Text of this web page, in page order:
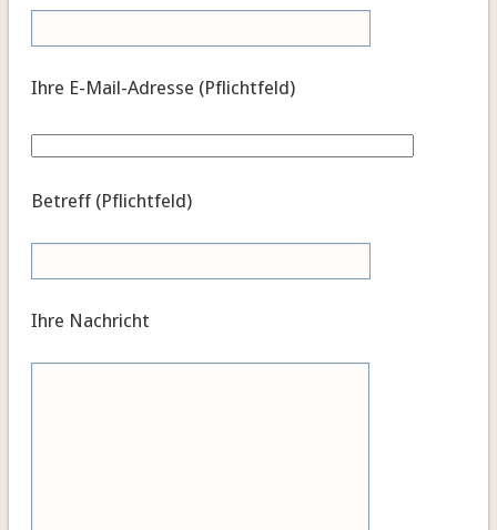
Ihre E-Mail-Adresse (Pflichtfeld)
Betreff (Pflichtfeld)
Ihre Nachricht